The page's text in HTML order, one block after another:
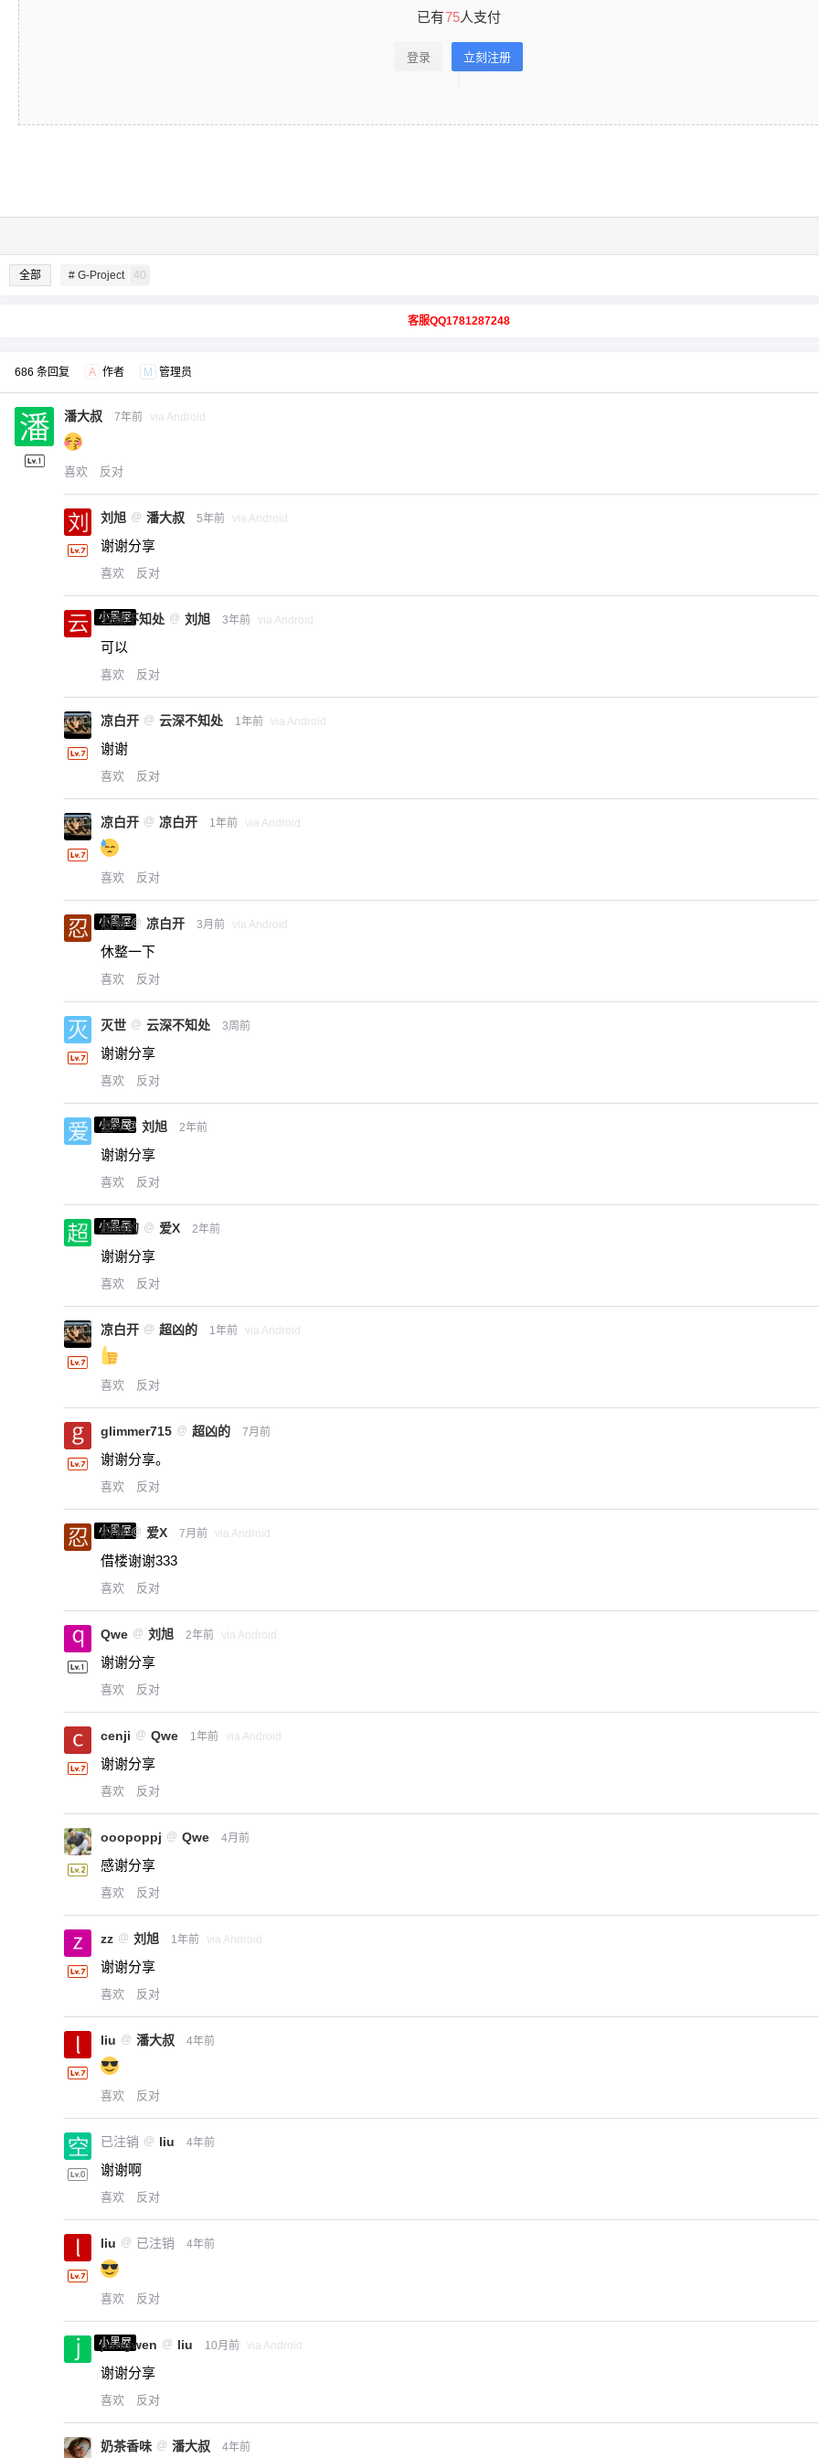
已有75人支付
登录 立刻注册
全部 # G-Project 40
当前隐藏内容需要支付200熊币 已有75人支付 登
客服QQ1781287248
686 条回复 A 作者 M 管理员
潘大叔 7年前 via Android
喜欢 反对
刘旭 @ 潘大叔 5年前 via Android
谢谢分享
喜欢 反对
小黑屋
云深不知处 @ 刘旭 3年前 via Android
可以
喜欢 反对
凉白开 @ 云深不知处 1年前 via Android
谢谢
喜欢 反对
凉白开 @ 凉白开 1年前 via Android
喜欢 反对
小黑屋
忍者 @ 凉白开 3月前 via Android
休整一下
喜欢 反对
灭世 @ 云深不知处 3周前
谢谢分享
喜欢 反对
小黑屋
爱X @ 刘旭 2年前
谢谢分享
喜欢 反对
小黑屋
超凶的 @ 爱X 2年前
谢谢分享
喜欢 反对
凉白开 @ 超凶的 1年前 via Android
喜欢 反对
glimmer715 @ 超凶的 7月前
谢谢分享。
喜欢 反对
小黑屋
忍者 @ 爱X 7月前 via Android
借楼谢谢333
喜欢 反对
Qwe @ 刘旭 2年前 via Android
谢谢分享
喜欢 反对
cenji @ Qwe 1年前 via Android
谢谢分享
喜欢 反对
ooopoppj @ Qwe 4月前
感谢分享
喜欢 反对
zz @ 刘旭 1年前 via Android
谢谢分享
喜欢 反对
liu @ 潘大叔 4年前
喜欢 反对
已注销 @ liu 4年前
谢谢啊
喜欢 反对
liu @ 已注销 4年前
喜欢 反对
小黑屋
jiangwen @ liu 10月前 via Android
谢谢分享
喜欢 反对
奶茶香味 @ 潘大叔 4年前
您没有权限发布内容，请购买会员或者提升权